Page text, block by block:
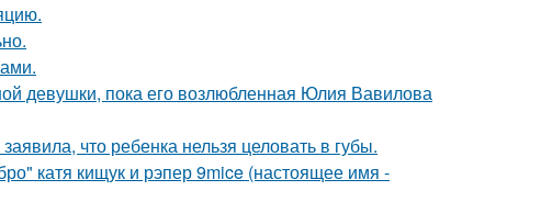
девушки, пока его возлюбленная Юлия Вавилова
что ребенка нельзя целовать в губы.
катя кищук и рэпер 9mice (настоящее имя -